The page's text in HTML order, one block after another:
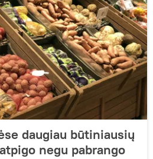
daugiau būtiniausių
negu pabrango